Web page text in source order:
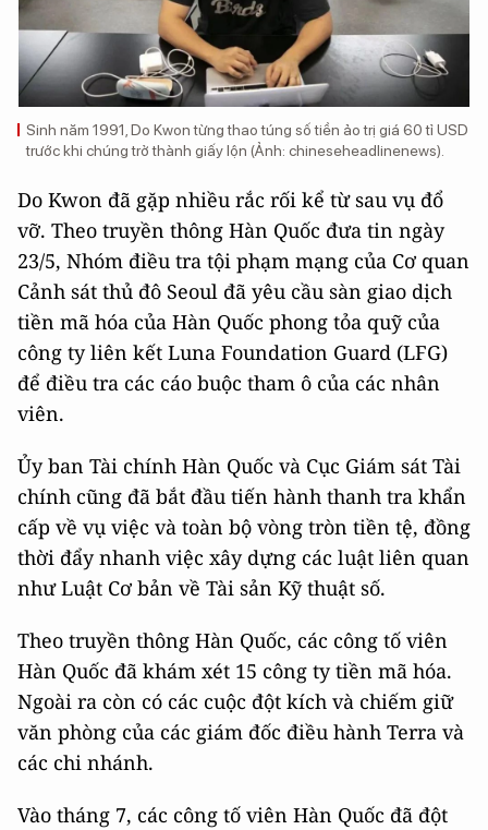
Sinh năm 1991, Do Kwon từng thao túng số tiền ảo trị giá 60 tỉ USD
trước khi chúng trở thành giấy lộn (Ảnh: chineseheadlinenews).
Do Kwon đã gặp nhiều rắc rối kể từ sau vụ đổ
vỡ. Theo truyền thông Hàn Quốc đưa tin ngày
23/5, Nhóm điều tra tội phạm mạng của Cơ quan
Cảnh sát thủ đô Seoul đã yêu cầu sàn giao dịch
tiền mã hóa của Hàn Quốc phong tỏa quỹ của
công ty liên kết Luna Foundation Guard (LFG)
để điều tra các cáo buộc tham ô của các nhân
viên.
Ủy ban Tài chính Hàn Quốc và Cục Giám sát Tài
chính cũng đã bắt đầu tiến hành thanh tra khẩn
cấp về vụ việc và toàn bộ vòng tròn tiền tệ, đồng
thời đẩy nhanh việc xây dựng các luật liên quan
như Luật Cơ bản về Tài sản Kỹ thuật số.
Theo truyền thông Hàn Quốc, các công tố viên
Hàn Quốc đã khám xét 15 công ty tiền mã hóa.
Ngoài ra còn có các cuộc đột kích và chiếm giữ
văn phòng của các giám đốc điều hành Terra và
các chi nhánh.
Vào tháng 7, các công tố viên Hàn Quốc đã đột